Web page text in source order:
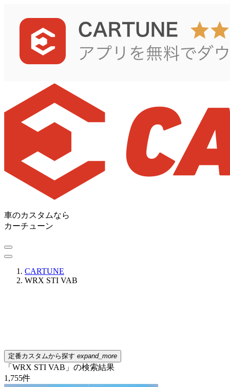
車のカスタムなら
カーチューン
CARTUNE
WRX STI VAB
定番カスタムから探す expand_more
「WRX STI VAB」の検索結果
1,755件